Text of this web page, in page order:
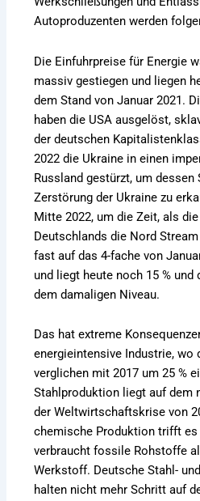
Autoproduzenten werden
Die Einfuhrpreise für Energie
massiv gestiegen und liegen
dem Stand von Januar 2021.
haben die USA ausgelöst,
der deutschen
2022 die Ukraine in einen
Russland gestürzt, um dessen
Zerstörung der Ukraine zu
Mitte 2022, um die Zeit, als die
Deutschlands die Nord
fast auf das 4-fache von
und liegt heute noch 15 % und
dem damaligen Niveau.
Das hat extreme
energieintensive Industrie, wo
verglichen mit 2017 um 25 %
Stahlproduktion liegt auf dem
der Weltwirtschaftskrise von
chemische Produktion trifft es
verbraucht fossile Rohstoffe
Werkstoff. Deutsche Stahl-
halten nicht mehr Schritt auf